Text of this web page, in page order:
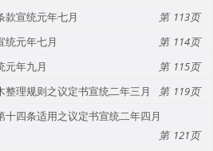
款宣统元年七月
113
统元年七月
114
元年九月
115
理规则之议定书宣统二年三月
119
四条适用之议定书宣统二年四月
121